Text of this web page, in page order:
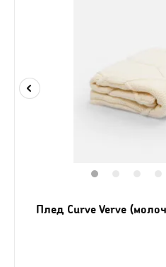
Плед Curve Verve